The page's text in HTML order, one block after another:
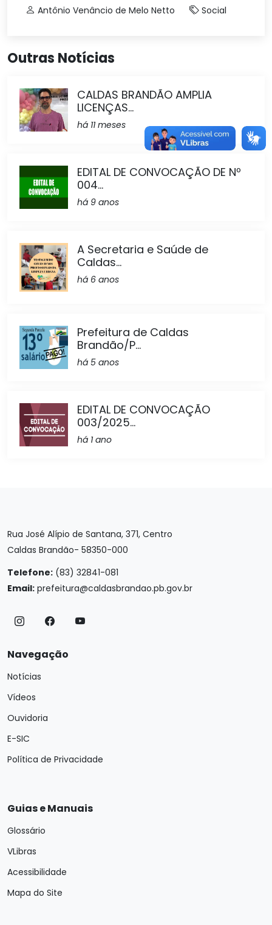
Antônio Venâncio de Melo Netto Social
Outras Notícias
CALDAS BRANDÃO AMPLIA
LICENÇAS...
há 11 meses
EDITAL DE CONVOCAÇÃO DE Nº
004...
há 9 anos
A Secretaria e Saúde de
Caldas...
há 6 anos
Prefeitura de Caldas
Brandão/P...
há 5 anos
EDITAL DE CONVOCAÇÃO
003/2025...
há 1 ano
Rua José Alípio de Santana, 371, Centro
Caldas Brandão- 58350-000
Telefone: (83) 32841-081
Email: prefeitura@caldasbrandao.pb.gov.br
Navegação
Notícias
Vídeos
Ouvidoria
E-SIC
Política de Privacidade
Guias e Manuais
Glossário
VLibras
Acessibilidade
Mapa do Site